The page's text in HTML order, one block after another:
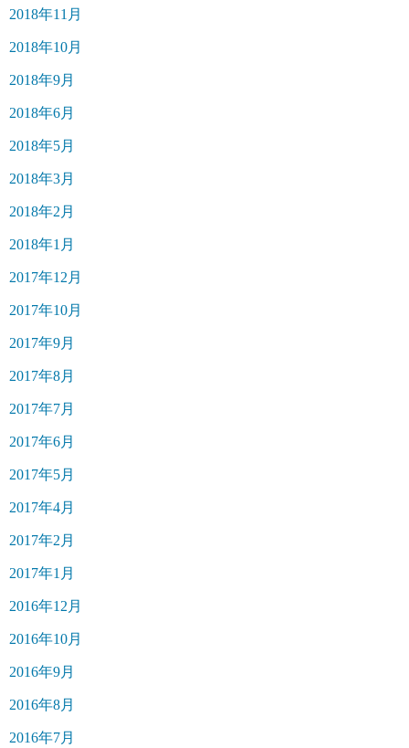
2018年11月
2018年10月
2018年9月
2018年6月
2018年5月
2018年3月
2018年2月
2018年1月
2017年12月
2017年10月
2017年9月
2017年8月
2017年7月
2017年6月
2017年5月
2017年4月
2017年2月
2017年1月
2016年12月
2016年10月
2016年9月
2016年8月
2016年7月